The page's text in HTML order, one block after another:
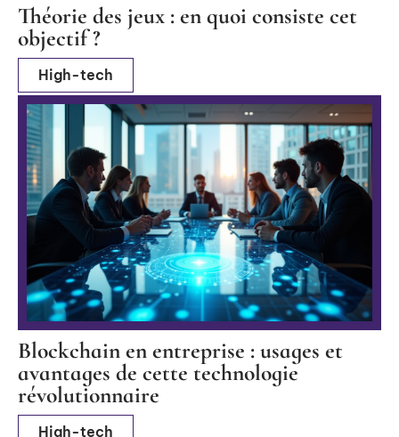
Théorie des jeux : en quoi consiste cet
objectif ?
High-tech
Blockchain en entreprise : usages et
avantages de cette technologie
révolutionnaire
High-tech